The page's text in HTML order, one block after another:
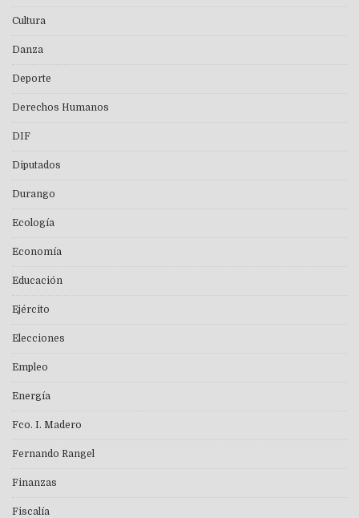
Cultura
Danza
Deporte
Derechos Humanos
DIF
Diputados
Durango
Ecología
Economía
Educación
Ejército
Elecciones
Empleo
Energía
Fco. I. Madero
Fernando Rangel
Finanzas
Fiscalía